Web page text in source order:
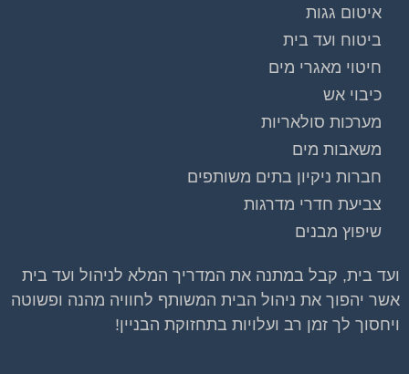
איטום גגות
ביטוח ועד בית
חיטוי מאגרי מים
כיבוי אש
מערכות סולאריות
משאבות מים
חברות ניקיון בתים משותפים
צביעת חדרי מדרגות
שיפוץ מבנים
ועד בית, קבל במתנה את המדריך המלא לניהול ועד בית
אשר יהפוך את ניהול הבית המשותף לחוויה מהנה ופשוטה
ויחסוך לך זמן רב ועלויות בתחזוקת הבניין!